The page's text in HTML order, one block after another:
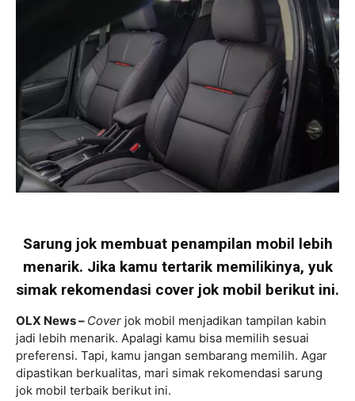
Sarung jok membuat penampilan mobil lebih
menarik. Jika kamu tertarik memilikinya, yuk
simak rekomendasi cover jok mobil berikut ini.
OLX News – Cover jok mobil menjadikan tampilan kabin
jadi lebih menarik. Apalagi kamu bisa memilih sesuai
preferensi. Tapi, kamu jangan sembarang memilih. Agar
dipastikan berkualitas, mari simak rekomendasi sarung
jok mobil terbaik berikut ini.